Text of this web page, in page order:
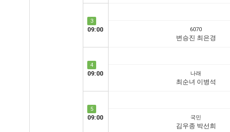
3
09:00 6070
변승진 최은경
4
09:00 나래
최순녀 이병석
5
09:00 국민
김우종 박선희